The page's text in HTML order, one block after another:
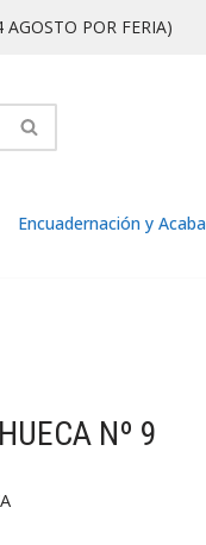
POR FERIA)
Encuadernación y
Nº 9